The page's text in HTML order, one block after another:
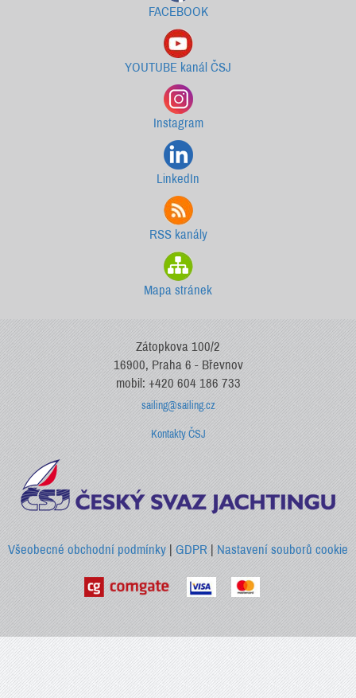
FACEBOOK
YOUTUBE kanál ČSJ
Instagram
LinkedIn
RSS kanály
Mapa stránek
Zátopkova 100/2
16900, Praha 6 - Břevnov
mobil: +420 604 186 733
sailing@sailing.cz
Kontakty ČSJ
Všeobecné obchodní podmínky |GDPR |Nastavení souborů cookie